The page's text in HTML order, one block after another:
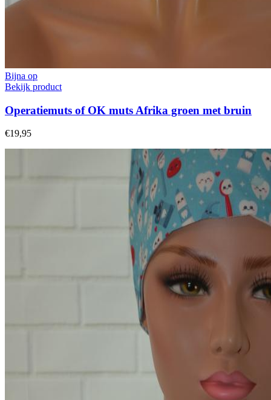
Bijna op
Bekijk product
Operatiemuts of OK muts Afrika groen met bruin
€19,95